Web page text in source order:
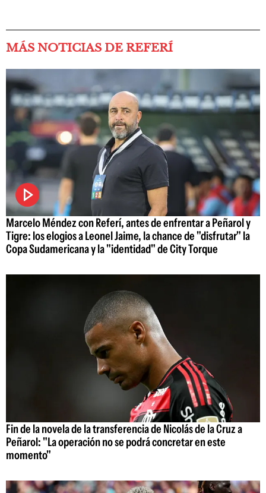
MÁS NOTICIAS DE REFERÍ
Marcelo Méndez con Referí, antes de enfrentar a Peñarol y
Tigre: los elogios a Leonel Jaime, la chance de "disfrutar" la
Copa Sudamericana y la "identidad" de City Torque
Fin de la novela de la transferencia de Nicolás de la Cruz a
Peñarol: "La operación no se podrá concretar en este
momento"